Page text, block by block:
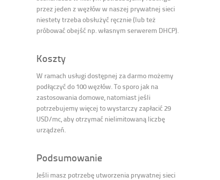
przez jeden z węzłów w naszej prywatnej sieci
niestety trzeba obsłużyć ręcznie (lub też
próbować obejść np. własnym serwerem DHCP).
Koszty
W ramach usługi dostępnej za darmo możemy
podłączyć do 100 węzłów. To sporo jak na
zastosowania domowe, natomiast jeśli
potrzebujemy więcej to wystarczy zapłacić 29
USD/mc, aby otrzymać nielimitowaną liczbę
urządzeń.
Podsumowanie
Jeśli masz potrzebę utworzenia prywatnej sieci